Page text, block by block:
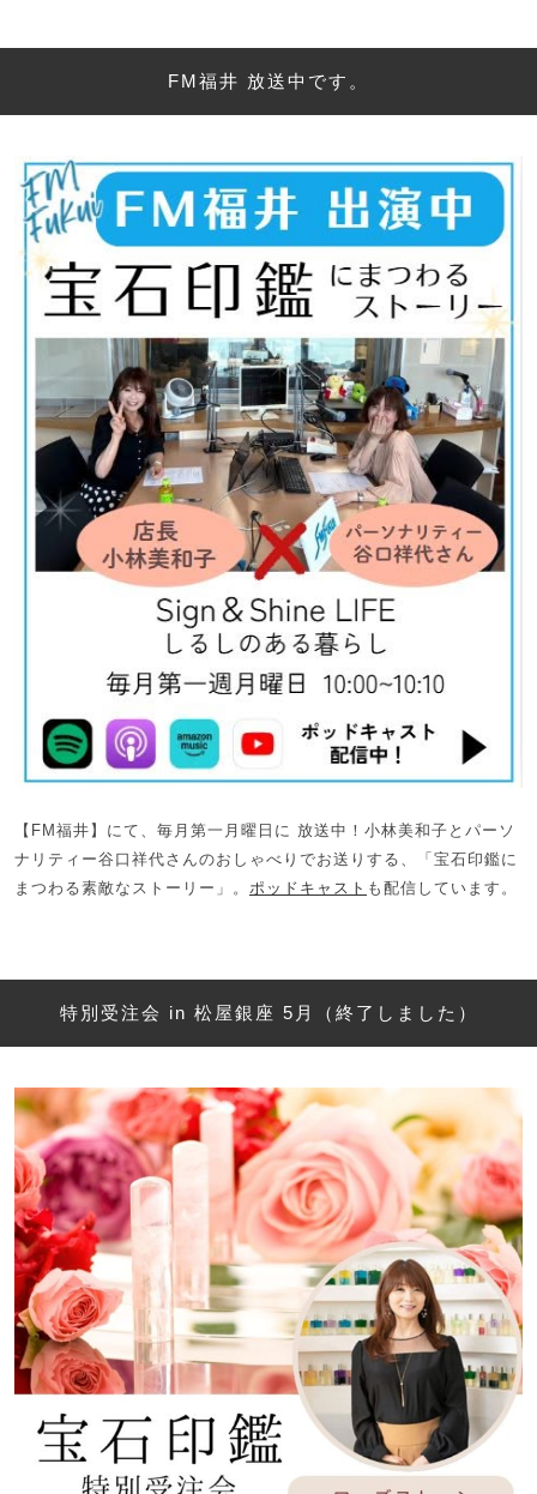
FM福井 放送中です。
【FM福井】にて、毎月第一月曜日に 放送中！小林美和子とパーソ
ナリティー谷口祥代さんのおしゃべりでお送りする、「宝石印鑑に
まつわる素敵なストーリー」。 ポッドキャスト も配信しています。
特別受注会 in 松屋銀座 5月（終了しました）